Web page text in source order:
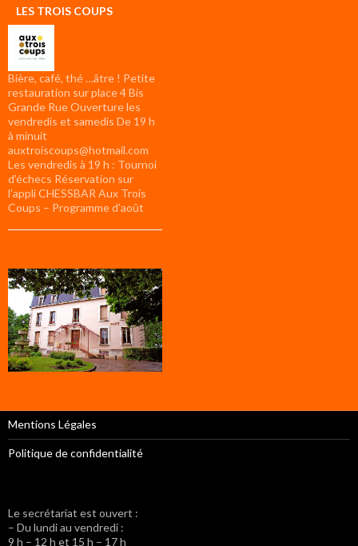
LES TROIS COUPS
Bière, café, thé …âtre ! Petite
restauration sur place 4 Bis
Grande Rue Ouverture les
vendredis et samedis De 19 h
à minuit
auxtroiscoups@hotmail.com
Les vendredis à 19 h : Tournoi
d’échecs Réservation sur
l’appli CHESSBAR Aux Trois
Coups – Programme d’août
Mentions Légales
Politique de confidentialité
Le secrétariat est ouvert :
– Du lundi au vendredi :
9 h – 12 h et 15 h – 17 h